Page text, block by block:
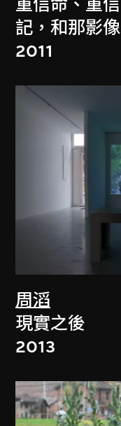
重信命、重
記，和那影
2011
周滔
現實之後
2013